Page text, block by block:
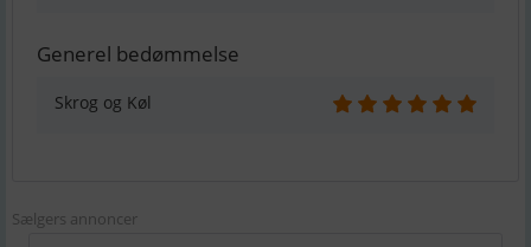
Generel bedømmelse
Skrog og Køl
Sælgers annoncer